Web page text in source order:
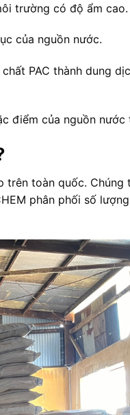
trường có độ ẩm cao.
của nguồn nước.
PAC thành dung
điểm của nguồn nước
trên toàn quốc. Chúng
phân phối số